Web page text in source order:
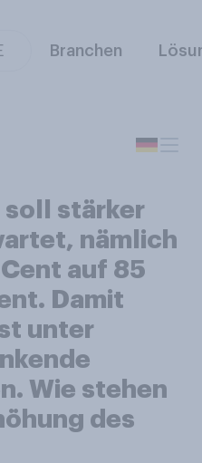
Branchen
soll stärker
nämlich
auf 85
Damit
unter
Wie stehen
des